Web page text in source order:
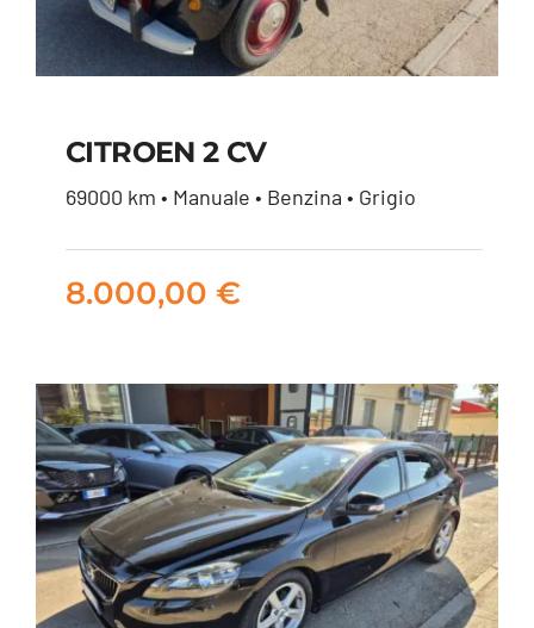
CITROEN 2 CV
8.000,00
CITROEN 2 CV
69000 km • Manuale • Benzina • Grigio
8.000,00 €